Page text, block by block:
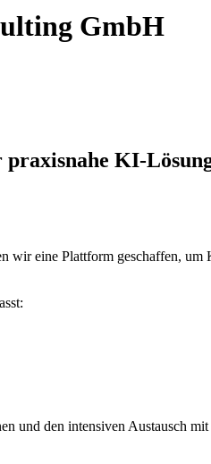
GmbH
KI-
wir eine Plattform geschaffen, um
und den intensiven Austausch